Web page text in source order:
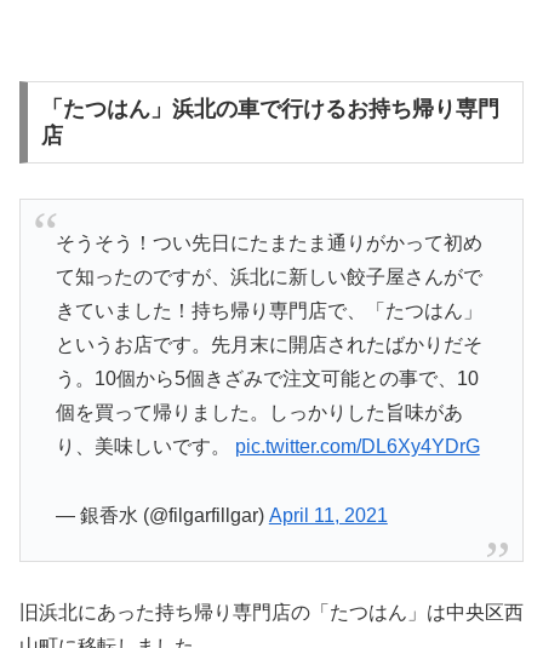
「たつはん」浜北の車で行けるお持ち帰り専門
店
そうそう！つい先日にたまたま通りがかって初め
て知ったのですが、浜北に新しい餃子屋さんがで
きていました！持ち帰り専門店で、「たつはん」
というお店です。先月末に開店されたばかりだそ
う。10個から5個きざみで注文可能との事で、10
個を買って帰りました。しっかりした旨味があ
り、美味しいです。 pic.twitter.com/DL6Xy4YDrG
— 銀香水 (@filgarfillgar) April 11, 2021
旧浜北にあった持ち帰り専門店の「たつはん」は中央区西